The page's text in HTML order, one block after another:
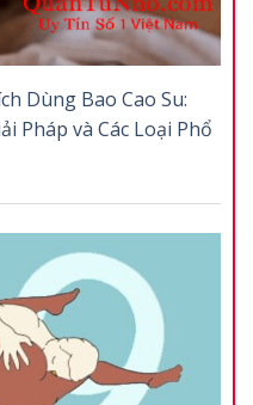
Dùng Bao Cao Su:
Pháp và Các Loại Phổ